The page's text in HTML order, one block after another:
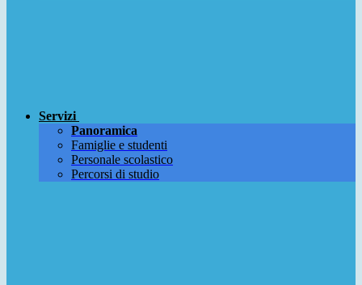
Servizi
Panoramica
Famiglie e studenti
Personale scolastico
Percorsi di studio